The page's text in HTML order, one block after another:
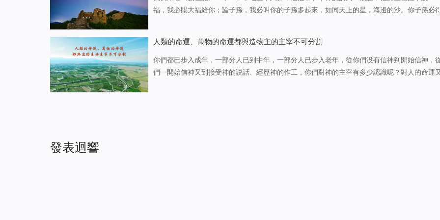
福，我必賜大福給你；論子孫，我必叫你的子孫多起來，如同天上的星，海邊的沙。你子孫必
人類的命運、萬物的命運都與造物主的主宰不可分割
你們都已步入成年，一部分人已到中年，一部分人已步入老年，從你們没有信神到開始信神，
們一開始信神又到接受神的説話、經歷神的作工，你們對神的主宰有多少認識呢？對人的命運
發表迴響